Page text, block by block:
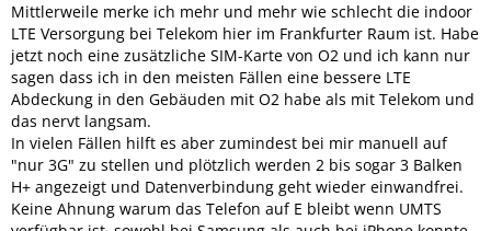
Mittlerweile merke ich mehr und mehr wie schlecht die indoor
LTE Versorgung bei Telekom hier im Frankfurter Raum ist. Habe
jetzt noch eine zusätzliche SIM-Karte von O2 und ich kann nur
sagen dass ich in den meisten Fällen eine bessere LTE
Abdeckung in den Gebäuden mit O2 habe als mit Telekom und
das nervt langsam.
In vielen Fällen hilft es aber zumindest bei mir manuell auf
"nur 3G" zu stellen und plötzlich werden 2 bis sogar 3 Balken
H+ angezeigt und Datenverbindung geht wieder einwandfrei.
Keine Ahnung warum das Telefon auf E bleibt wenn UMTS